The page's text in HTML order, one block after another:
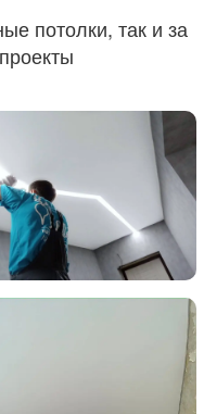
потолки, так и за